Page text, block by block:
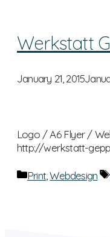
Werkstatt
January 21, 2015
Logo / A6 Flyer /
http://werkstatt-
Categories
Print,Webdesign